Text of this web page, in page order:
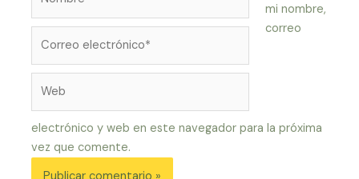
mi nombre,
correo
electrónico y web en este navegador para la próxima
vez que comente.